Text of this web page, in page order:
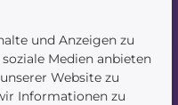
und Anzeigen zu
Medien anbieten
Website zu
Informationen zu